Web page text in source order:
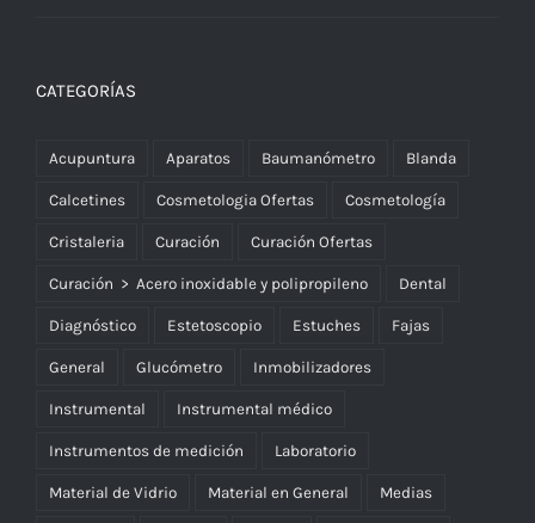
CATEGORÍAS
Acupuntura Aparatos Baumanómetro Blanda
Calcetines Cosmetologia Ofertas Cosmetología
Cristaleria Curación Curación Ofertas
Curación > Acero inoxidable y polipropileno Dental
Diagnóstico Estetoscopio Estuches Fajas
General Glucómetro Inmobilizadores
Instrumental Instrumental médico
Instrumentos de medición Laboratorio
Material de Vidrio Material en General Medias